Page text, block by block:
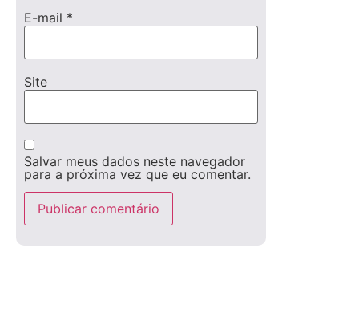
E-mail *
Site
Salvar meus dados neste navegador
para a próxima vez que eu comentar.